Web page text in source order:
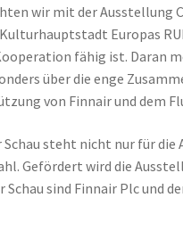
wir mit der Ausstellung
Europas
fähig ist. Daran
über die enge
von Finnair und dem
steht nicht nur für
Gefördert wird die
Schau sind Finnair Plc und